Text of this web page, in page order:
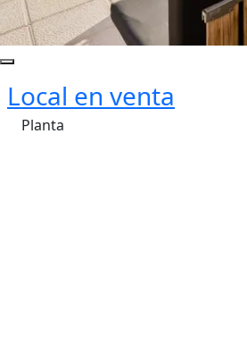
Local en venta
Planta